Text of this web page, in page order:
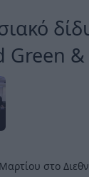
Green
από
Κέντρο
στο